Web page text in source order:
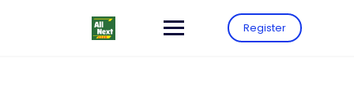
Register